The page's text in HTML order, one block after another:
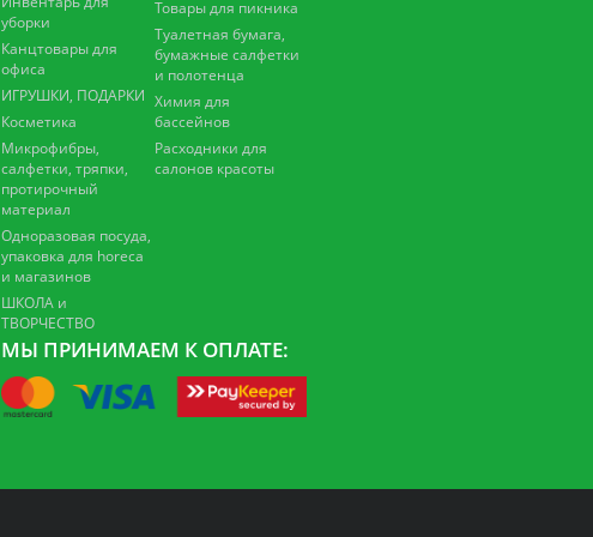
уборки
Канцтовары для
офиса
ИГРУШКИ, ПОДАРКИ
Косметика
Микрофибры,
салфетки, тряпки,
протирочный
материал
Одноразовая посуда,
упаковка для horeca
и магазинов
ШКОЛА и
ТВОРЧЕСТВО
Товары для пикника
Туалетная бумага,
бумажные салфетки
и полотенца
Химия для
бассейнов
Расходники для
салонов красоты
МЫ ПРИНИМАЕМ К ОПЛАТЕ: